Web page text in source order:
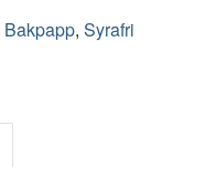
Bakpapp, Syrafri